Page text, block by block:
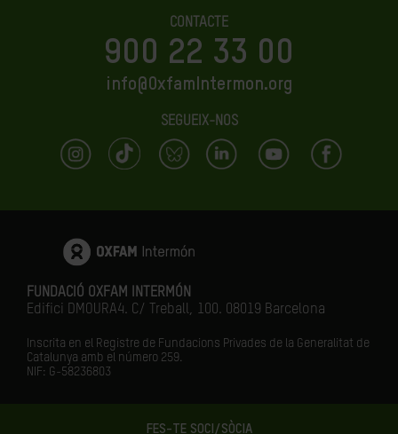
FES-TE SOCI/SÒCIA
CONTACTE
900 22 33 00
info@OxfamIntermon.org
SEGUEIX-NOS
FUNDACIÓ OXFAM INTERMÓN
Edifici DMOURA4. C/ Treball, 100. 08019 Barcelona
Inscrita en el Registre de Fundacions Privades de la Generalitat de
Catalunya amb el número 259.
NIF: G-58236803